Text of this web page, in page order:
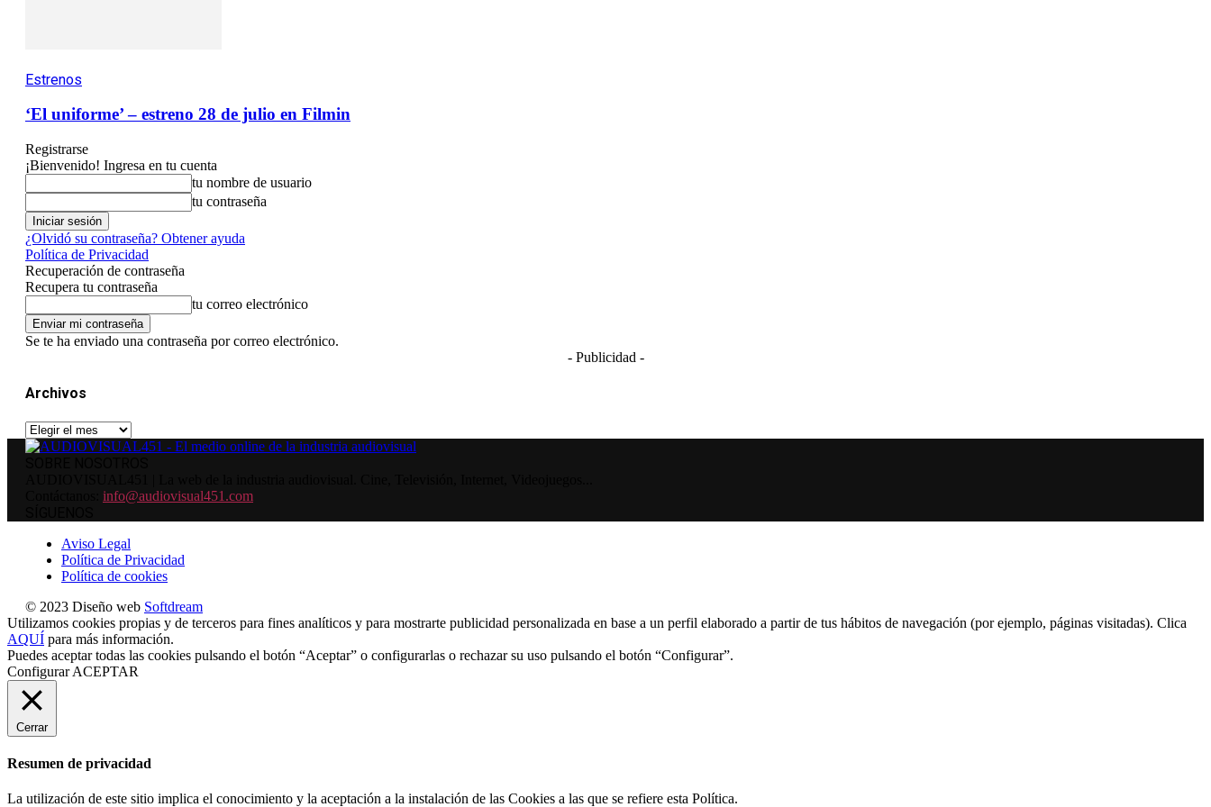
Estrenos
‘El uniforme’ – estreno 28 de julio en Filmin
Registrarse
¡Bienvenido! Ingresa en tu cuenta
tu nombre de usuario
tu contraseña
¿Olvidó su contraseña? Obtener ayuda
Política de Privacidad
Recuperación de contraseña
Recupera tu contraseña
tu correo electrónico
Se te ha enviado una contraseña por correo electrónico.
- Publicidad -
Archivos
Archivos
info@audiovisual451.com
Aviso Legal
Política de Privacidad
Política de cookies
© 2023 Diseño web Softdream
Utilizamos cookies propias y de terceros para fines analíticos y para mostrarte publicidad personalizada en base a un perfil elaborado a partir de tus hábitos de navegación (por ejemplo, páginas visitadas). Clica
AQUÍ para más información.
Puedes aceptar todas las cookies pulsando el botón “Aceptar” o configurarlas o rechazar su uso pulsando el botón “Configurar”.
Configurar ACEPTAR
Cerrar
Resumen de privacidad
La utilización de este sitio implica el conocimiento y la aceptación a la instalación de las Cookies a las que se refiere esta Política.